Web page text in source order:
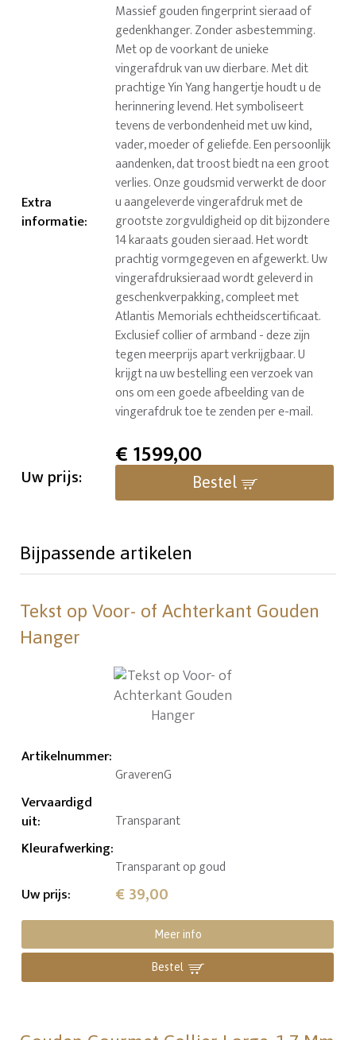
Extra
informatie:
Massief gouden fingerprint sieraad of
gedenkhanger. Zonder asbestemming.
Met op de voorkant de unieke
vingerafdruk van uw dierbare. Met dit
prachtige Yin Yang hangertje houdt u de
herinnering levend. Het symboliseert
tevens de verbondenheid met uw kind,
vader, moeder of geliefde. Een persoonlijk
aandenken, dat troost biedt na een groot
verlies. Onze goudsmid verwerkt de door
u aangeleverde vingerafdruk met de
grootste zorgvuldigheid op dit bijzondere
14 karaats gouden sieraad. Het wordt
prachtig vormgegeven en afgewerkt. Uw
vingerafdruksieraad wordt geleverd in
geschenkverpakking, compleet met
Atlantis Memorials echtheidscertificaat.
Exclusief collier of armband - deze zijn
tegen meerprijs apart verkrijgbaar. U
krijgt na uw bestelling een verzoek van
ons om een goede afbeelding van de
vingerafdruk toe te zenden per e-mail.
Uw prijs:
€1599,00
Bestel
Bijpassende artikelen
Tekst op Voor- of Achterkant Gouden
Hanger
Artikelnummer:
GraverenG
Vervaardigd
uit: Transparant
Kleurafwerking:
Transparant op goud
Uw prijs: € 39,00
Meer info
Bestel